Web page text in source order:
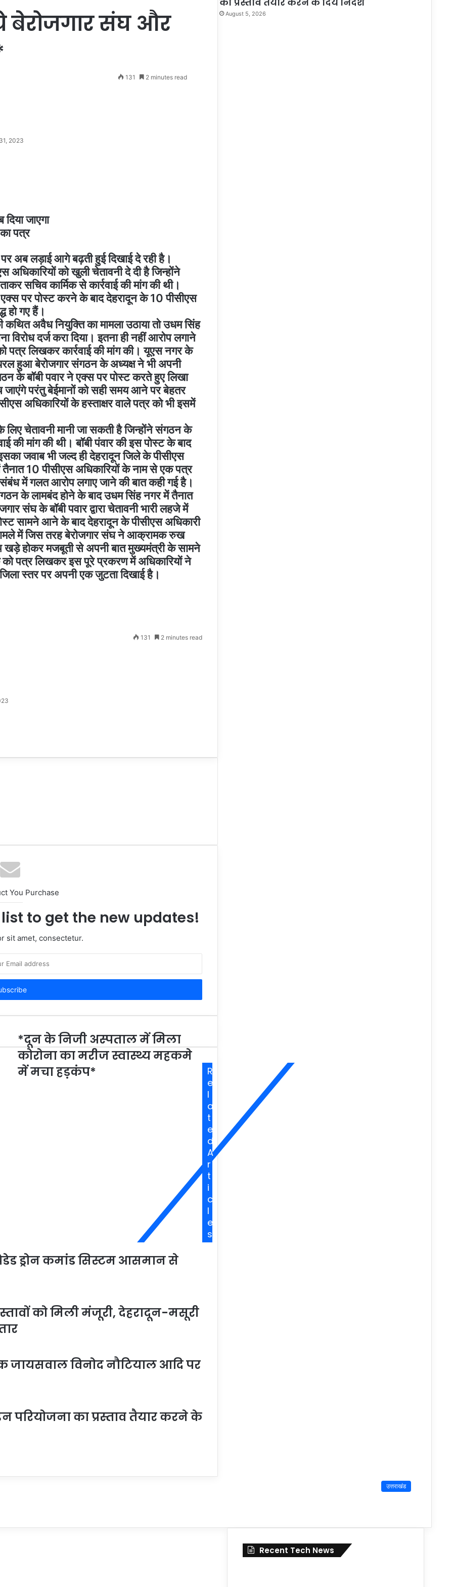
संघ और
2023
131 2 minutes read
जाएगा
पत्र
अब लड़ाई आगे बढ़ती हुई दिखाई दे रही है।
को खुली चेतावनी दे दी है जिन्होंने
सचिव कार्मिक से कार्रवाई की मांग की थी।
पर पोस्ट करने के बाद देहरादून के 10 पीसीएस
हो गए हैं।
अवैध नियुक्ति का मामला उठाया तो उधम सिंह
दर्ज करा दिया। इतना ही नहीं आरोप लगाने
पत्र लिखकर कार्रवाई की मांग की। यूएस नगर के
हुआ बेरोजगार संगठन के अध्यक्ष ने भी अपनी
के बॉबी पवार ने एक्स पर पोस्ट करते हुए लिखा
जाएंगे परंतु बेईमानों को सही समय आने पर बेहतर
अधिकारियों के हस्ताक्षर वाले पत्र को भी इसमें
लिए चेतावनी मानी जा सकती है जिन्होंने संगठन के
की मांग की थी। बॉबी पंवार की इस पोस्ट के बाद
जवाब भी जल्द ही देहरादून जिले के पीसीएस
10 पीसीएस अधिकारियों के नाम से एक पत्र
में गलत आरोप लगाए जाने की बात कही गई है।
के लामबंद होने के बाद उधम सिंह नगर में तैनात
संघ के बॉबी पवार द्वारा चेतावनी भारी लहजे में
सामने आने के बाद देहरादून के पीसीएस अधिकारी
में जिस तरह बेरोजगार संघ ने आक्रामक रुख
खड़े होकर मजबूती से अपनी बात मुख्यमंत्री के सामने
को पत्र लिखकर इस पूरे प्रकरण में अधिकारियों ने
स्तर पर अपनी एक जुटता दिखाई है।
131 2 minutes read
You Purchase
to get the new updates!
sit amet, consectetur.
*दून के निजी अस्पताल में मिला
कोरोना का मरीज स्वास्थ्य महकमे
में मचा हड़कंप*
R
e
l
a
t
e
d
A
r
t
i
c
l
e
s
ड्रोन कमांड सिस्टम आसमान से
को मिली मंजूरी, देहरादून-मसूरी
जायसवाल विनोद नौटियाल आदि पर
परियोजना का प्रस्ताव तैयार करने के
उत्तराखंड
August 5, 2026
Recent Tech News